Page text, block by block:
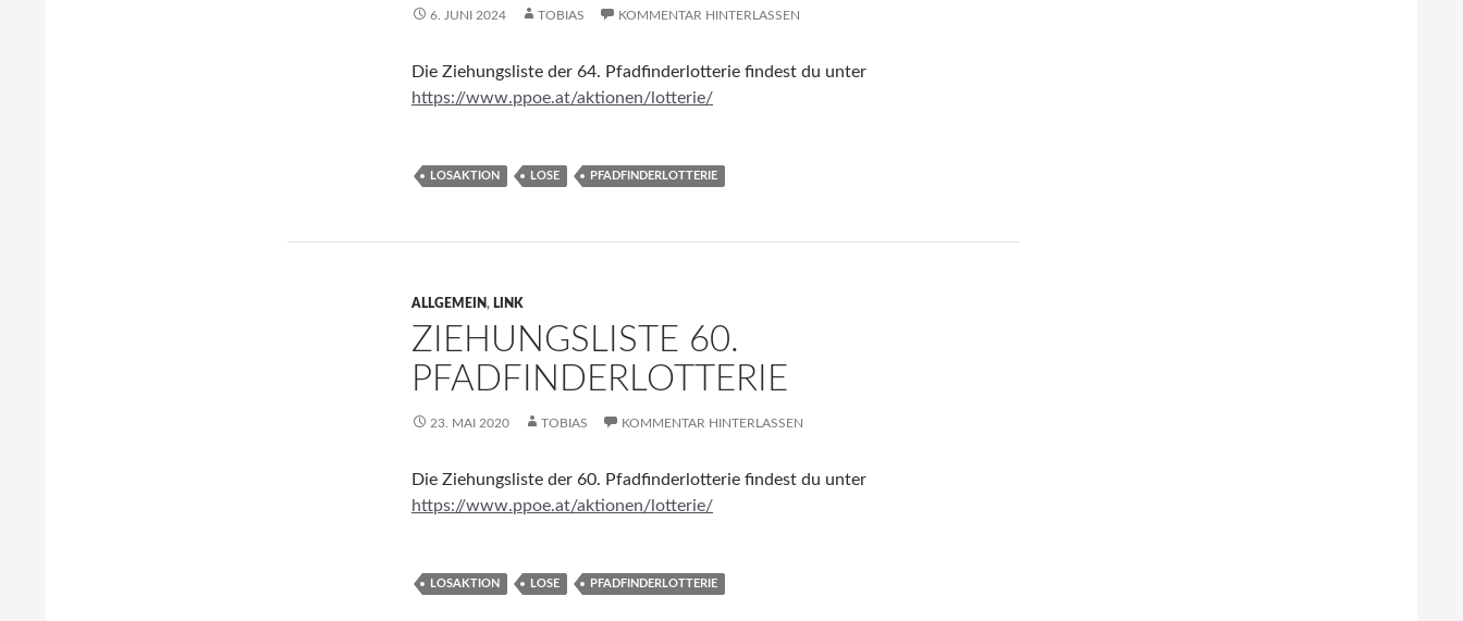
6. JUNI 2024 TOBIAS KOMMENTAR HINTERLASSEN
Die Ziehungsliste der 64. Pfadfinderlotterie findest du unter
https://www.ppoe.at/aktionen/lotterie/
LOSAKTION LOSE PFADFINDERLOTTERIE
ALLGEMEIN, LINK
ZIEHUNGSLISTE 60.
PFADFINDERLOTTERIE
23. MAI 2020 TOBIAS KOMMENTAR HINTERLASSEN
Die Ziehungsliste der 60. Pfadfinderlotterie findest du unter
https://www.ppoe.at/aktionen/lotterie/
LOSAKTION LOSE PFADFINDERLOTTERIE